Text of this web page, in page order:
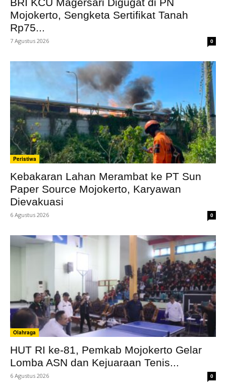
BRI KCU Magersari Digugat di PN
Mojokerto, Sengketa Sertifikat Tanah
Rp75...
7 Agustus 2026 0
Peristiwa
Kebakaran Lahan Merambat ke PT Sun
Paper Source Mojokerto, Karyawan
Dievakuasi
6 Agustus 2026 0
Olahraga
HUT RI ke-81, Pemkab Mojokerto Gelar
Lomba ASN dan Kejuaraan Tenis...
6 Agustus 2026 0